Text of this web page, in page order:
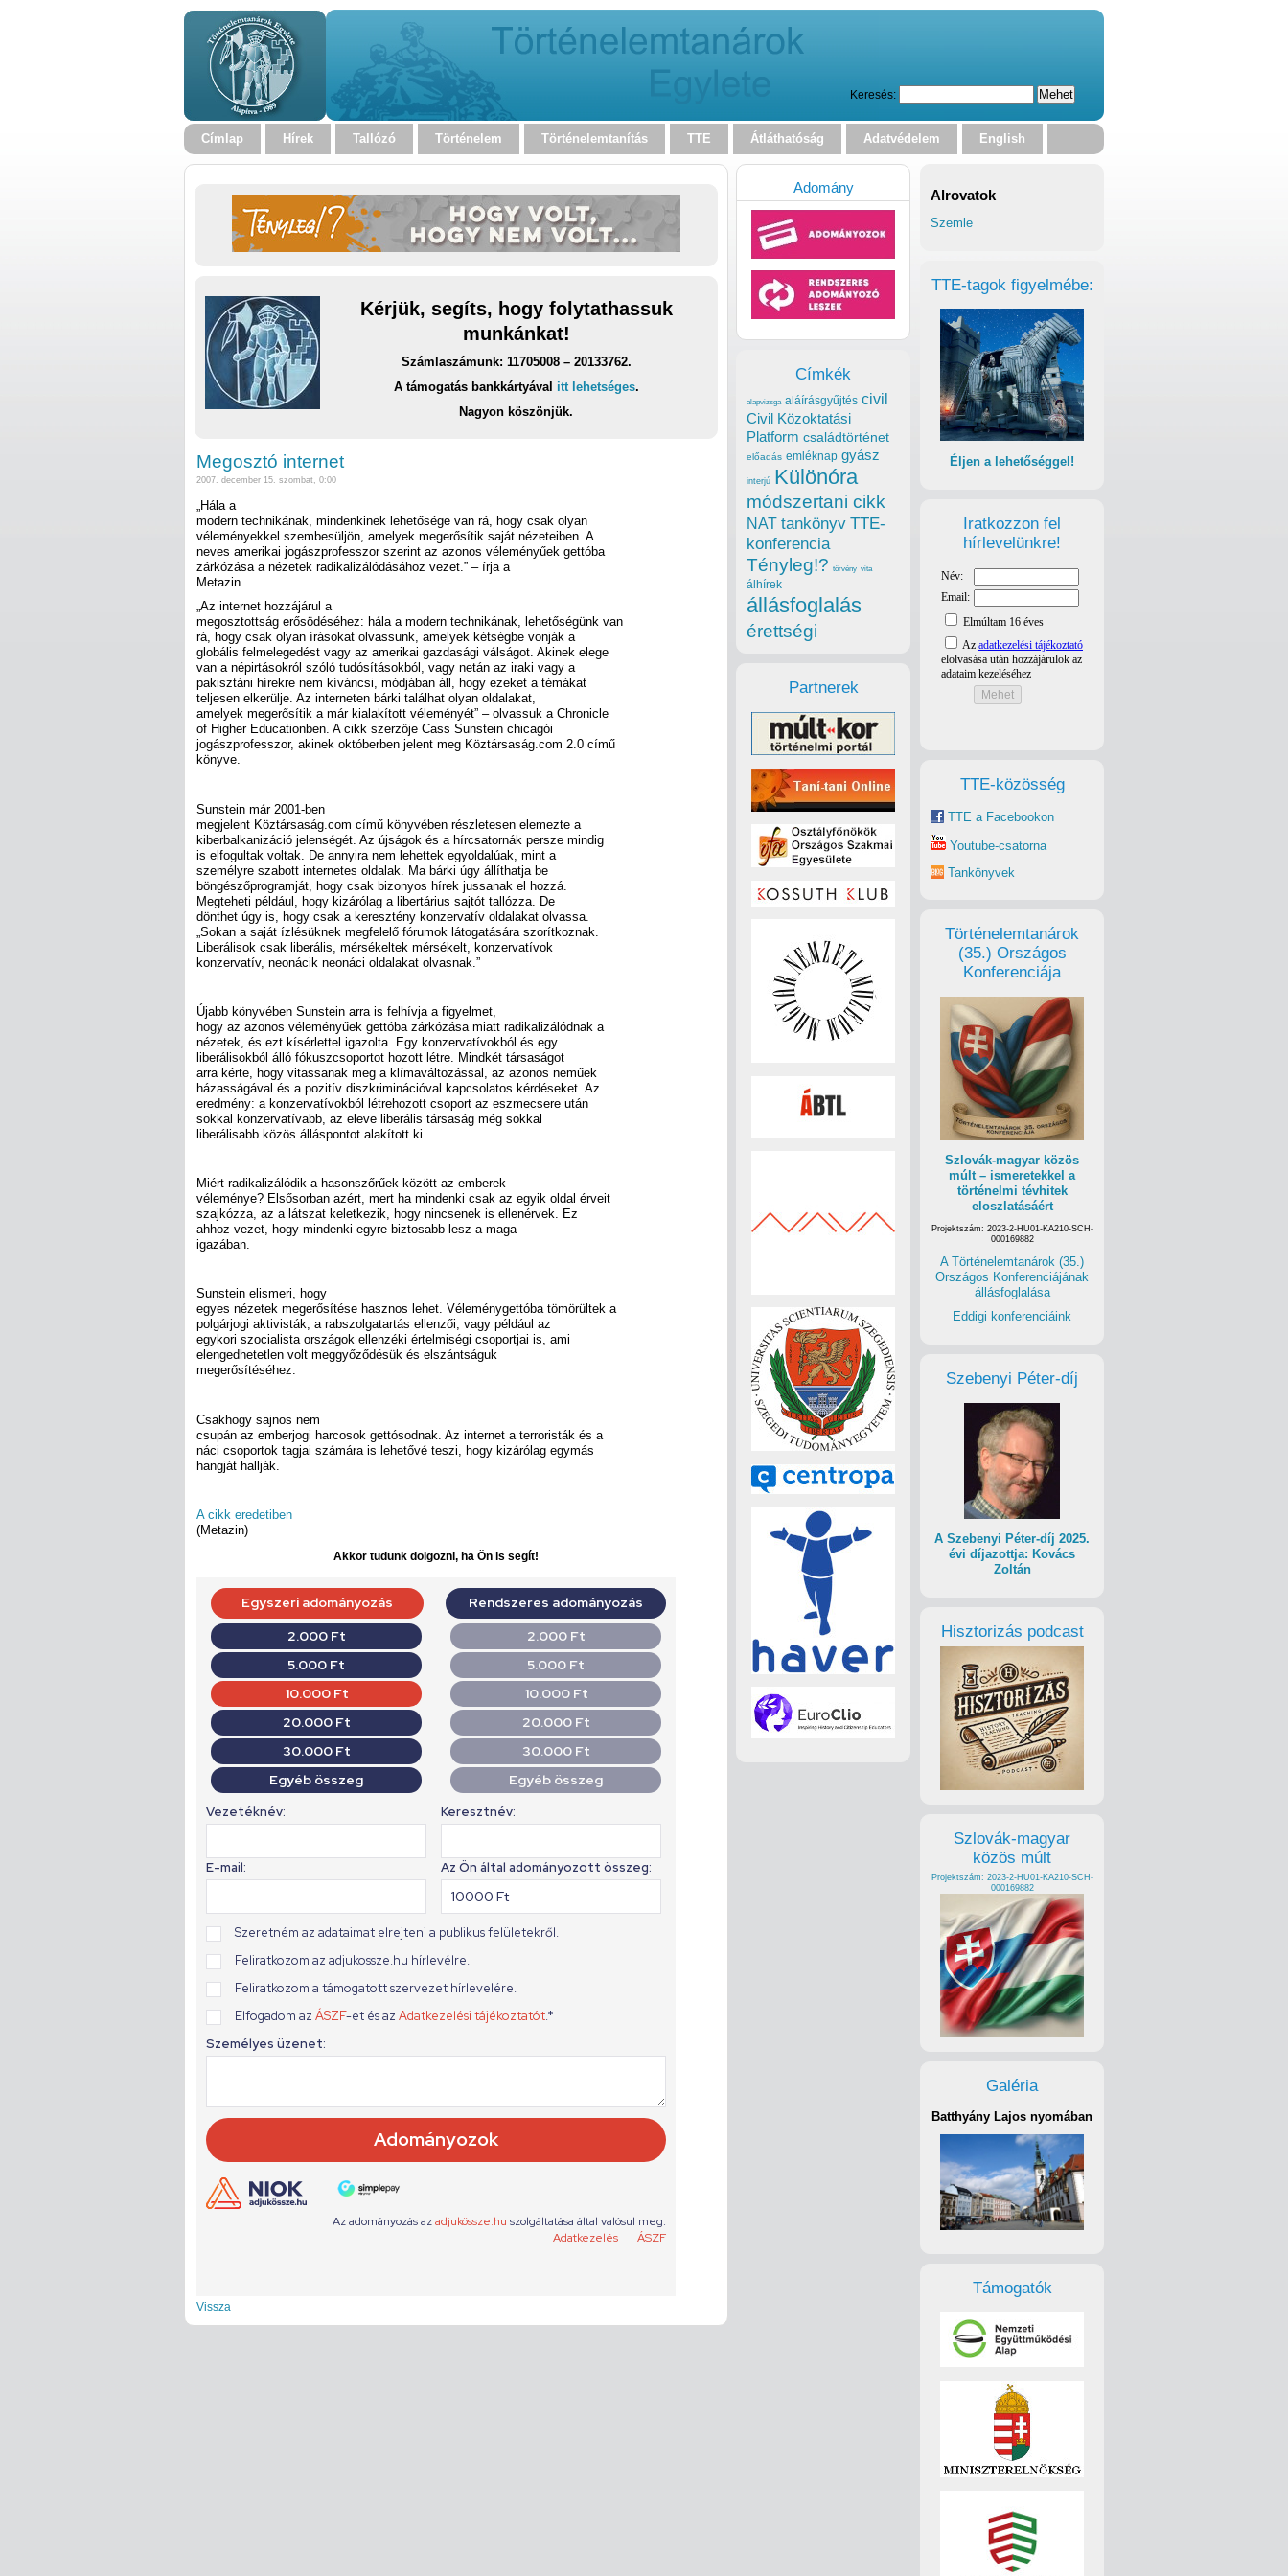
Keresés:
Címlap Hírek Tallózó Történelem Történelemtanítás TTE Átláthatóság Adatvédelem English
Kérjük, segíts, hogy folytathassuk
munkánkat!
Számlaszámunk: 11705008 – 20133762.
A támogatás bankkártyával itt lehetséges.
Nagyon köszönjük.
Megosztó internet
2007. december 15. szombat, 0:00
„Hála a
modern technikának, mindenkinek lehetősége van rá, hogy csak olyan
véleményekkel szembesüljön, amelyek megerősítik saját nézeteiben. A
neves amerikai jogászprofesszor szerint az azonos véleményűek gettóba
zárkózása a nézetek radikalizálódásához vezet.” – írja a
Metazin.
„Az internet hozzájárul a
megosztottság erősödéséhez: hála a modern technikának, lehetőségünk van
rá, hogy csak olyan írásokat olvassunk, amelyek kétségbe vonják a
globális felmelegedést vagy az amerikai gazdasági válságot. Akinek elege
van a népirtásokról szóló tudósításokból, vagy netán az iraki vagy a
pakisztáni hírekre nem kíváncsi, módjában áll, hogy ezeket a témákat
teljesen elkerülje. Az interneten bárki találhat olyan oldalakat,
amelyek megerősítik a már kialakított véleményét” – olvassuk a Chronicle
of Higher Educationben. A cikk szerzője Cass Sunstein chicagói
jogászprofesszor, akinek októberben jelent meg Köztársaság.com 2.0 című
könyve.
Sunstein már 2001-ben
megjelent Köztársaság.com című könyvében részletesen elemezte a
kiberbalkanizáció jelenségét. Az újságok és a hírcsatornák persze mindig
is elfogultak voltak. De annyira nem lehettek egyoldalúak, mint a
személyre szabott internetes oldalak. Ma bárki úgy állíthatja be
böngészőprogramját, hogy csak bizonyos hírek jussanak el hozzá.
Megteheti például, hogy kizárólag a libertárius sajtót tallózza. De
dönthet úgy is, hogy csak a keresztény konzervatív oldalakat olvassa.
„Sokan a saját ízlésüknek megfelelő fórumok látogatására szorítkoznak.
Liberálisok csak liberális, mérsékeltek mérsékelt, konzervatívok
konzervatív, neonácik neonáci oldalakat olvasnak.”
Újabb könyvében Sunstein arra is felhívja a figyelmet,
hogy az azonos véleményűek gettóba zárkózása miatt radikalizálódnak a
nézetek, és ezt kísérlettel igazolta. Egy konzervatívokból és egy
liberálisokból álló fókuszcsoportot hozott létre. Mindkét társaságot
arra kérte, hogy vitassanak meg a klímaváltozással, az azonos neműek
házasságával és a pozitív diszkriminációval kapcsolatos kérdéseket. Az
eredmény: a konzervatívokból létrehozott csoport az eszmecsere után
sokkal konzervatívabb, az eleve liberális társaság még sokkal
liberálisabb közös álláspontot alakított ki.
Miért radikalizálódik a hasonszőrűek között az emberek
véleménye? Elsősorban azért, mert ha mindenki csak az egyik oldal érveit
szajkózza, az a látszat keletkezik, hogy nincsenek is ellenérvek. Ez
ahhoz vezet, hogy mindenki egyre biztosabb lesz a maga
igazában.
Sunstein elismeri, hogy
egyes nézetek megerősítése hasznos lehet. Véleménygettóba tömörültek a
polgárjogi aktivisták, a rabszolgatartás ellenzői, vagy például az
egykori szocialista országok ellenzéki értelmiségi csoportjai is, ami
elengedhetetlen volt meggyőződésük és elszántságuk
megerősítéséhez.
Csakhogy sajnos nem
csupán az emberjogi harcosok gettósodnak. Az internet a terroristák és a
náci csoportok tagjai számára is lehetővé teszi, hogy kizárólag egymás
hangját hallják.
A cikk eredetiben
(Metazin)
Akkor tudunk dolgozni, ha Ön is segít!
Vissza
Alrovatok
Szemle
TTE-tagok figyelmébe:
Éljen a lehetőséggel!
Iratkozzon fel
hírlevelünkre!
TTE-közösség
TTE a Facebookon
Youtube-csatorna
Tankönyvek
Történelemtanárok
(35.) Országos
Konferenciája
Szlovák-magyar közös
múlt – ismeretekkel a
történelmi tévhitek
eloszlatásáért
Projektszám: 2023-2-HU01-KA210-SCH-
000169882
A Történelemtanárok (35.)
Országos Konferenciájának
állásfoglalása
Eddigi konferenciáink
Szebenyi Péter-díj
A Szebenyi Péter-díj 2025.
évi díjazottja: Kovács
Zoltán
Hisztorizás podcast
Szlovák-magyar
közös múlt
Projektszám: 2023-2-HU01-KA210-SCH-
000169882
Galéria
Batthyány Lajos nyomában
Támogatók
Adomány
Címkék
alapvizsga aláírásgyűjtés civil
Civil Közoktatási
Platform családtörténet
előadás emléknap gyász
interjú Különóra
módszertani cikk
NAT tankönyv TTE-
konferencia
Tényleg!? törvény vita
álhírek
állásfoglalás
érettségi
Partnerek